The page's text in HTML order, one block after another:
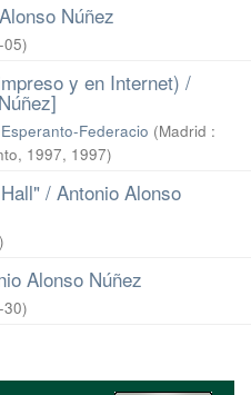
Núñez
)
y en Internet) /
Federacio (Madrid :
1997, 1997)
/ Antonio Alonso
)
Alonso Núñez
)